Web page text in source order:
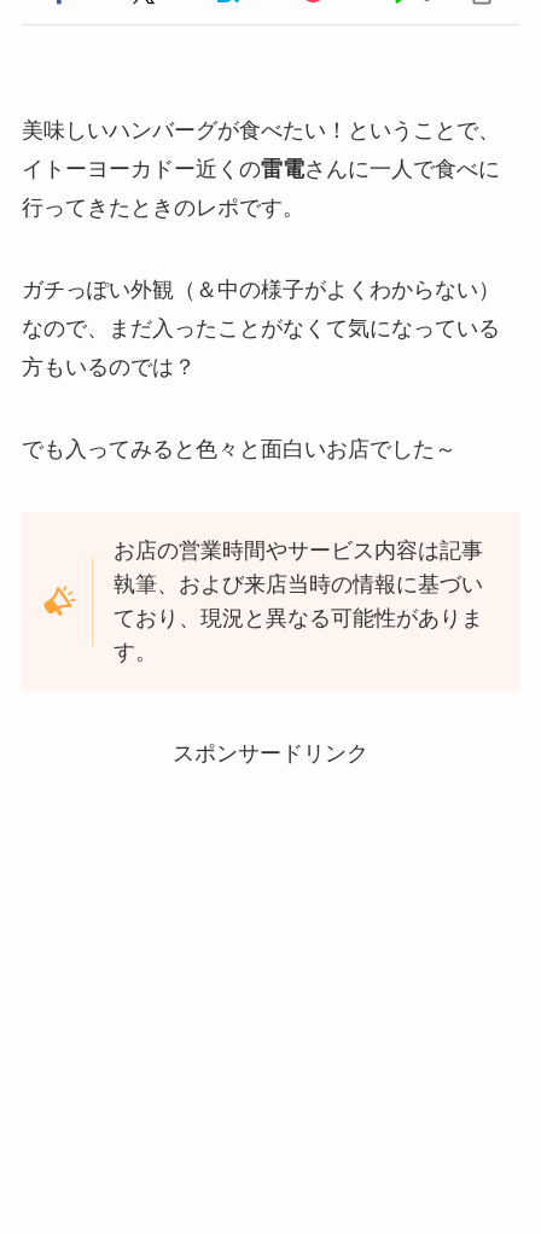
美味しいハンバーグが食べたい！ということで、
イトーヨーカドー近くの雷電さんに一人で食べに
行ってきたときのレポです。
ガチっぽい外観（＆中の様子がよくわからない）
なので、まだ入ったことがなくて気になっている
方もいるのでは？
でも入ってみると色々と面白いお店でした～
お店の営業時間やサービス内容は記事
執筆、および来店当時の情報に基づい
ており、現況と異なる可能性がありま
す。
スポンサードリンク